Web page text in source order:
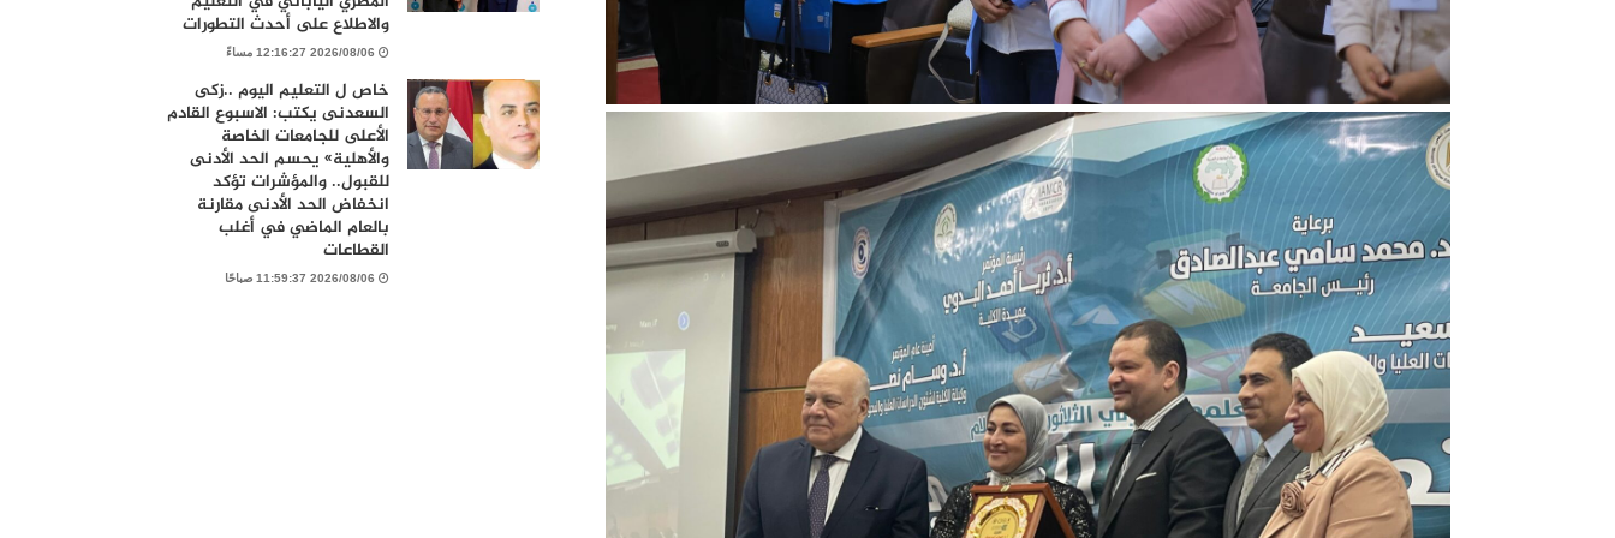
والاطلاع على أحدث التطورات
2026/08/06 12:16:27 مساءً
خاص ل التعليم اليوم ..زكى
السعدنى يكتب: الاسبوع القادم
الأعلى للجامعات الخاصة
والأهلية» يحسم الحد الأدنى
للقبول.. والمؤشرات تؤكد
انخفاض الحد الأدنى مقارنة
بالعام الماضي في أغلب
القطاعات
2026/08/06 11:59:37 صباحًا